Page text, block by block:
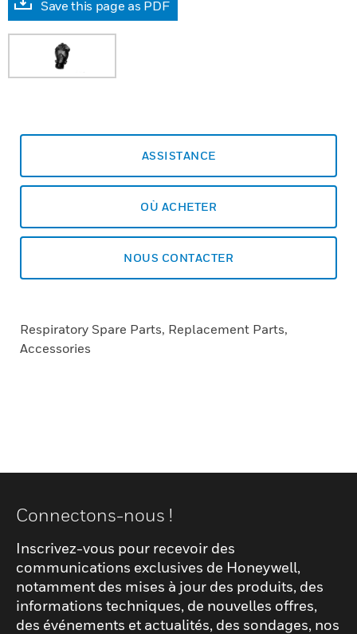
Save this page as PDF
ASSISTANCE
OÙ ACHETER
NOUS CONTACTER
Respiratory Spare Parts, Replacement Parts,
Accessories
Connectons-nous !
Inscrivez-vous pour recevoir des
communications exclusives de Honeywell,
notamment des mises à jour des produits, des
informations techniques, de nouvelles offres,
des événements et actualités, des sondages, nos